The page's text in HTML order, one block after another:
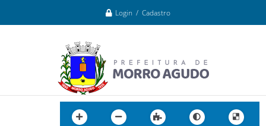
Login / Cadastro